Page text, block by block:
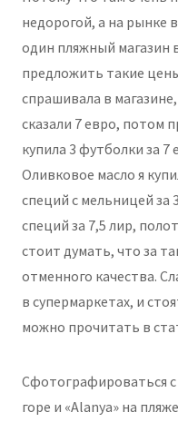
недорогой, а на рынке
один пляжный магазин
предложить такие
спрашивала в
сказали 7 евро, потом
купила 3 футболки за 7
Оливковое масло я
специй с мельницей за
специй за 7,5 лир,
стоит думать, что за
отменного качества.
в супермаркетах, и
можно прочитать в
Сфотографироваться с
горе и «Alanya» на